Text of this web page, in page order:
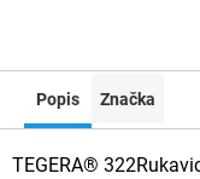
Popis Značka
TEGERA®